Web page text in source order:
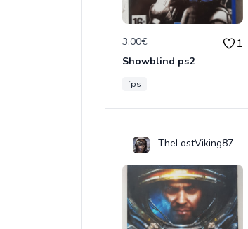
3.00€ 1
Showblind ps2
fps
TheLostViking87